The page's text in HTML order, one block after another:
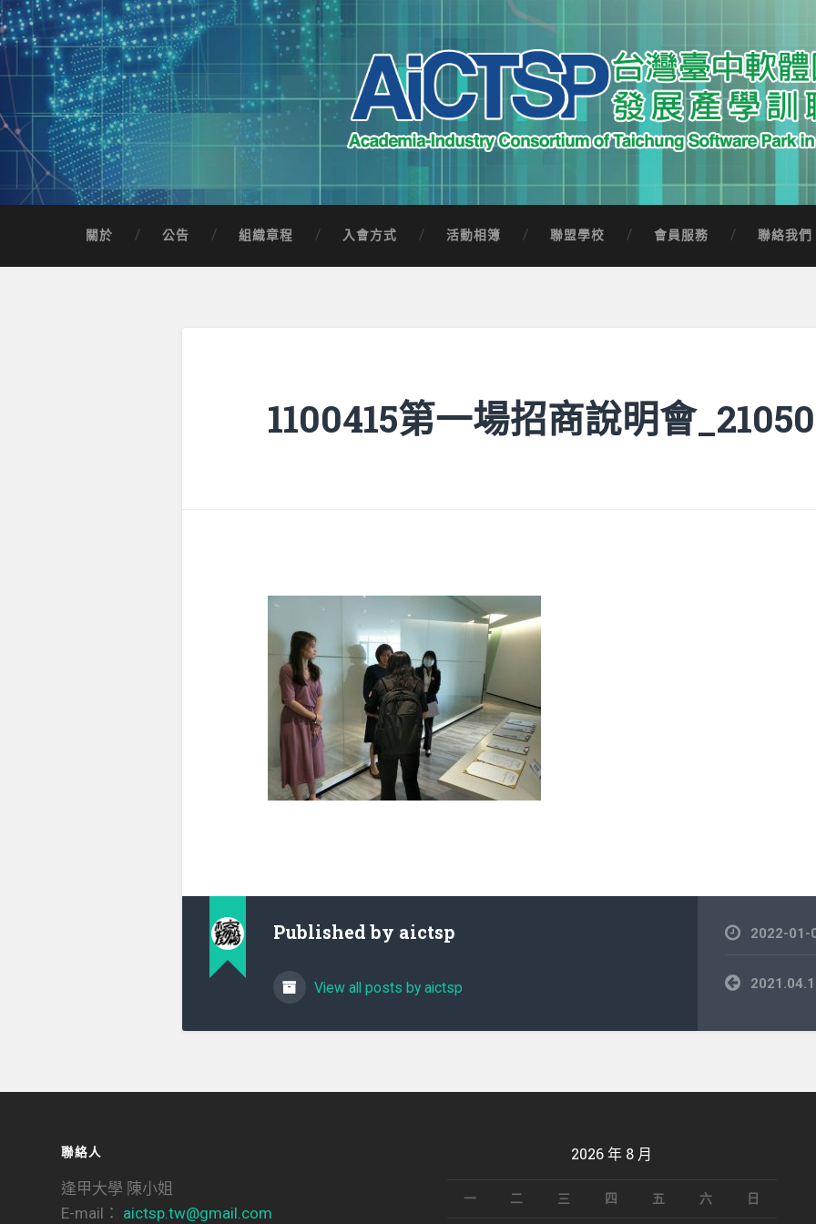
Skip
to
content
Search
AICTSP 台灣臺中軟體園區發展產學訓聯盟
Academia-Industry Consortium of Taichung Software Park in Taiwan
關於 公告 組織章程 入會方式 活動相簿 聯盟學校 會員服務 聯絡我們
1100415第一場招商說明會
Published by aictsp
View all posts by aictsp
2022-01-
文
章
覽
聯絡人
逢甲大學 陳小姐
E-mail： aictsp.tw@gmail.com
2026 年 8 月
一 二 三 四 五 六 日